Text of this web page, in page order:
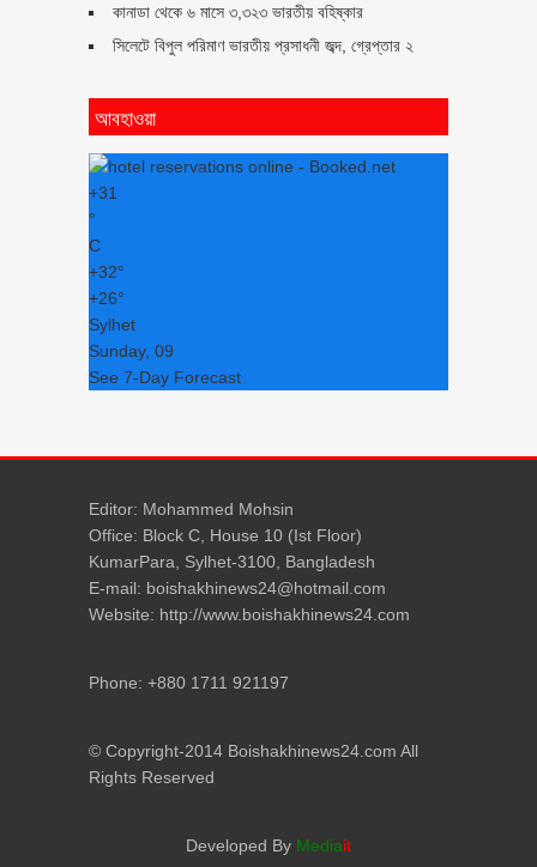
কানাডা থেকে ৬ মাসে ৩,৩২৩ ভারতীয় বহিষ্কার
সিলেটে বিপুল পরিমাণ ভারতীয় প্রসাধনী জব্দ, গ্রেপ্তার ২
আবহাওয়া
+31
°
C
+32°
+26°
Sylhet
Sunday, 09
See 7-Day Forecast
Editor: Mohammed Mohsin
Office: Block C, House 10 (Ist Floor)
KumarPara, Sylhet-3100, Bangladesh
E-mail: boishakhinews24@hotmail.com
Website: http://www.boishakhinews24.com
Phone: +880 1711 921197
© Copyright-2014 Boishakhinews24.com All
Rights Reserved
Developed By Mediait